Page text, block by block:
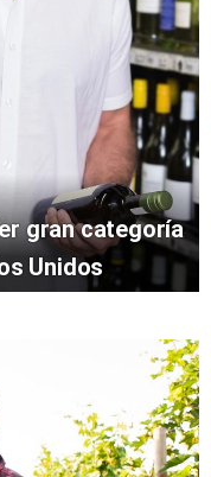
gran categoría
Unidos